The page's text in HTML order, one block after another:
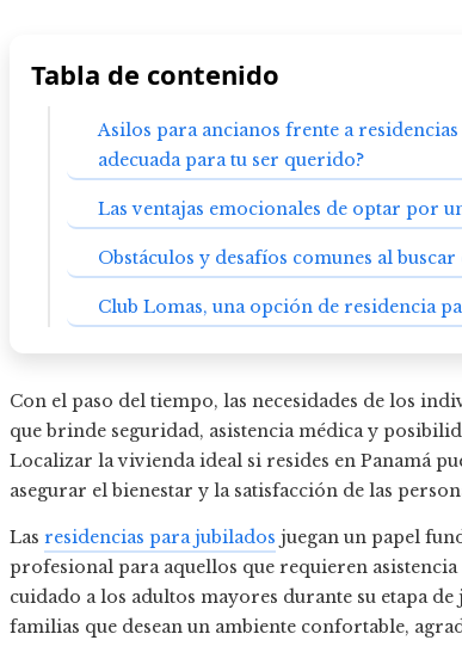
Tabla de contenido
Asilos para ancianos frente a
adecuada para tu ser querido?
Las ventajas emocionales de optar por
Obstáculos y desafíos comunes al
Club Lomas, una opción de residencia
Con el paso del tiempo, las necesidades de los
que brinde seguridad, asistencia médica y
Localizar la vivienda ideal si resides en Panamá
asegurar el bienestar y la satisfacción de las
Las residencias para jubilados juegan un papel
profesional para aquellos que requieren
cuidado a los adultos mayores durante su etapa
familias que desean un ambiente confortable,